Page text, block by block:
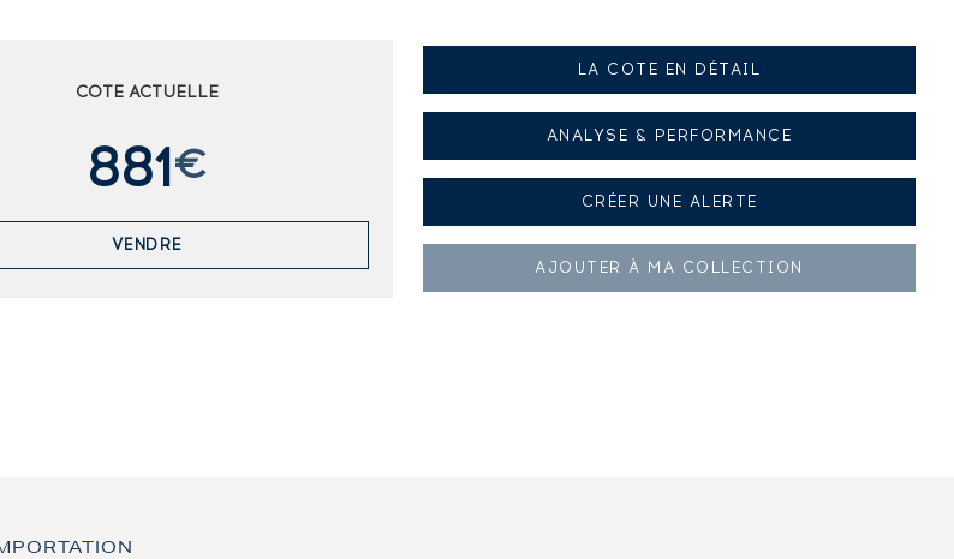
COTE ACTUELLE
881€
VENDRE
LA COTE EN DÉTAIL
ANALYSE & PERFORMANCE
CRÉER UNE ALERTE
AJOUTER À MA COLLECTION